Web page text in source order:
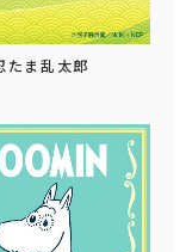
たま乱太郎